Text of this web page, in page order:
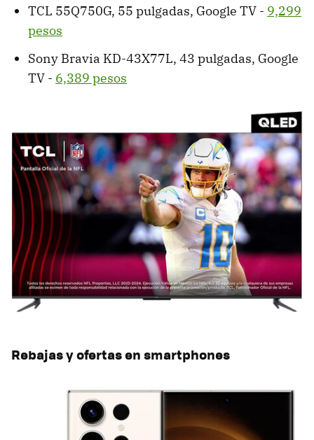
TCL 55Q750G, 55 pulgadas, Google TV - 9,299
pesos
Sony Bravia KD-43X77L, 43 pulgadas, Google
TV - 6,389 pesos
Rebajas y ofertas en smartphones